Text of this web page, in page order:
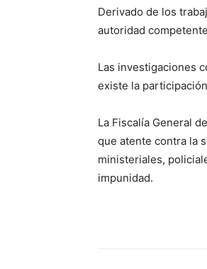
Derivado de los
autoridad
Las investigaciones
existe la
La Fiscalía General
que atente contra la
ministeriales,
impunidad.